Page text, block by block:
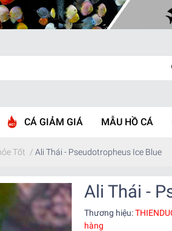
CÁ GIẢM GIÁ MẪU HỒ CÁ
Tốt / Ali Thái - Pseudotropheus Ice Blue
Ali Thái -
Thương hiệu:
hàng